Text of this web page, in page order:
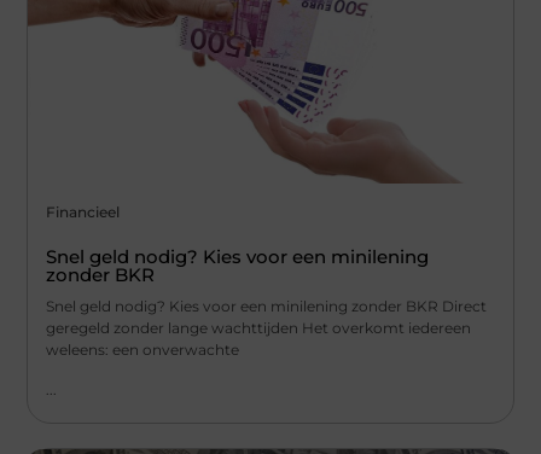
Financieel
Snel geld nodig? Kies voor een minilening
zonder BKR
Snel geld nodig? Kies voor een minilening zonder BKR Direct
geregeld zonder lange wachttijden Het overkomt iedereen
weleens: een onverwachte